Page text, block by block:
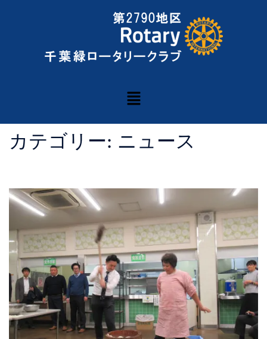
カテゴリー: ニュース